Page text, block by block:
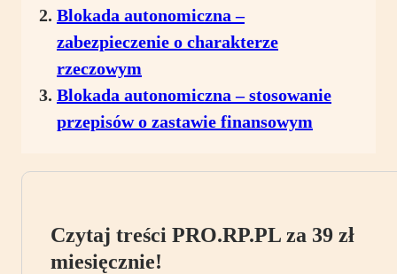
Blokada autonomiczna –
zabezpieczenie o charakterze
rzeczowym
Blokada autonomiczna – stosowanie
przepisów o zastawie finansowym
Czytaj treści PRO.RP.PL za 39 zł
miesięcznie!